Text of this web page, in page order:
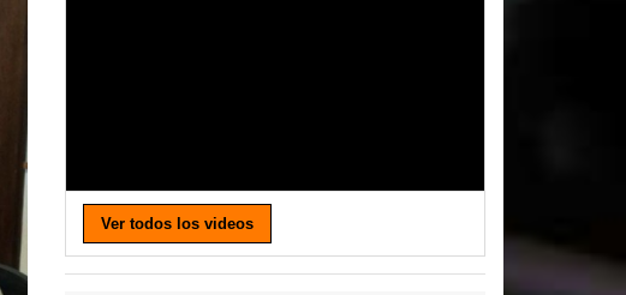
Ver todos los videos